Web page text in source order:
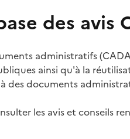
des avis
administratifs
ainsi qu'à la
des documents
les avis et conseils